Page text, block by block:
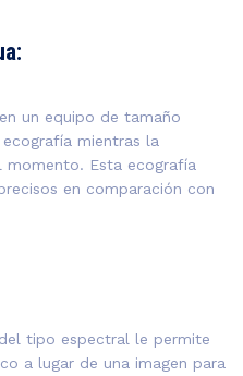
un equipo de tamaño
mientras la
momento. Esta ecografía
en comparación con
tipo espectral le permite
a lugar de una imagen para